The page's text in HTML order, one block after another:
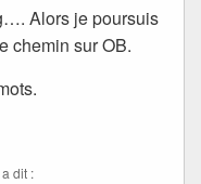
Alors je poursuis
chemin sur OB.
a dit :